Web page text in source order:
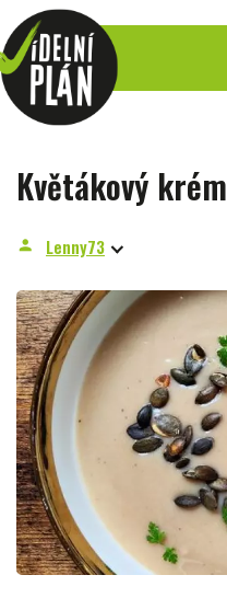
Květákový krém
person Lenny73